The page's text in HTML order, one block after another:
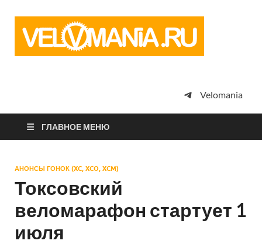
просто
Velomania
ГЛАВНОЕ МЕНЮ
АНОНСЫ ГОНОК (XC, XCO, XCM)
Токсовский
веломарафон стартует 1
июля